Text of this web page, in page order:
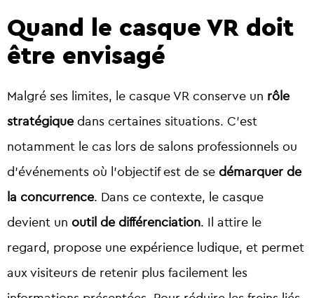
Quand le casque VR doit
être envisagé
Malgré ses limites, le casque VR conserve un rôle
stratégique dans certaines situations. C’est
notamment le cas lors de salons professionnels ou
d’événements où l’objectif est de se démarquer de
la concurrence. Dans ce contexte, le casque
devient un outil de différenciation. Il attire le
regard, propose une expérience ludique, et permet
aux visiteurs de retenir plus facilement les